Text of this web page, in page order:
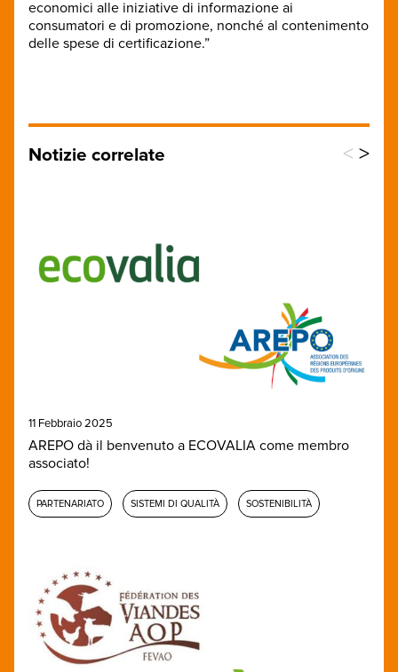
economici alle iniziative di informazione ai
consumatori e di promozione, nonché al contenimento
delle spese di certificazione.”
Notizie correlate < >
11 Febbraio 2025
AREPO dà il benvenuto a ECOVALIA come membro
associato!
PARTENARIATO SISTEMI DI QUALITÀ SOSTENIBILITÀ